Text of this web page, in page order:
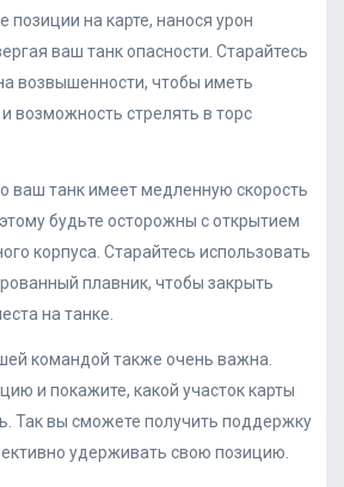
на карте, нанося урон
ваш танк опасности. Старайтесь
возвышенности, чтобы иметь
возможность стрелять в торс
ваш танк имеет медленную скорость
будьте осторожны с открытием
корпуса. Старайтесь использовать
плавник, чтобы закрыть
на танке.
командой также очень важна.
и покажите, какой участок карты
Так вы сможете получить поддержку
удерживать свою позицию.